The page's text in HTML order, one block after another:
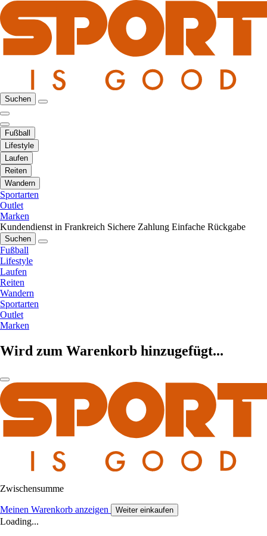
Suchen
Fußball
Lifestyle
Laufen
Reiten
Wandern
Sportarten
Outlet
Marken
Kundendienst in Frankreich Sichere Zahlung Einfache Rückgabe
Suchen
Fußball
Lifestyle
Laufen
Reiten
Wandern
Sportarten
Outlet
Marken
Wird zum Warenkorb hinzugefügt...
Zwischensumme
Meinen Warenkorb anzeigen Weiter einkaufen
Loading...